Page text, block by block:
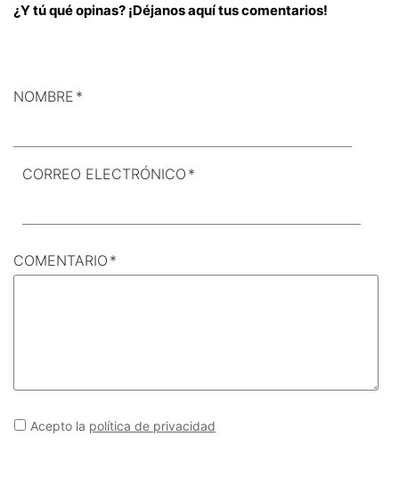
¿Y tú qué opinas? ¡Déjanos aquí tus comentarios!
NOMBRE *
CORREO ELECTRÓNICO *
COMENTARIO *
Acepto la política de privacidad